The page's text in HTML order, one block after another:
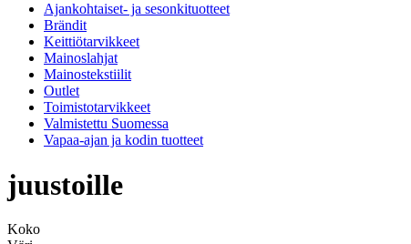
Ajankohtaiset- ja sesonkituotteet
Brändit
Keittiötarvikkeet
Mainoslahjat
Mainostekstiilit
Outlet
Toimistotarvikkeet
Valmistettu Suomessa
Vapaa-ajan ja kodin tuotteet
juustoille
Koko